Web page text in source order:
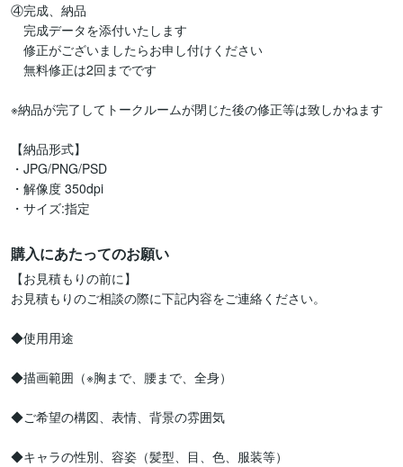
④完成、納品
完成データを添付いたします
修正がございましたらお申し付けください
無料修正は2回までです
※納品が完了してトークルームが閉じた後の修正等は致しかねます
【納品形式】
・JPG/PNG/PSD
・解像度 350dpi
・サイズ:指定
購入にあたってのお願い
【お見積もりの前に】
お見積もりのご相談の際に下記内容をご連絡ください。
◆使用用途
◆描画範囲（※胸まで、腰まで、全身）
◆ご希望の構図、表情、背景の雰囲気
◆キャラの性別、容姿（髪型、目、色、服装等）